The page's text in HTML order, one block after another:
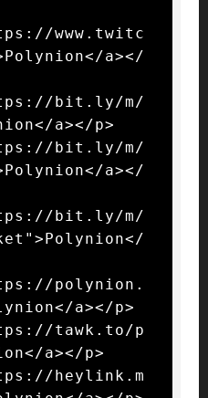
www.twitc
a></
bit.ly/m/
a></p>
bit.ly/m/
a></
bit.ly/m/
polynion.
a></p>
tawk.to/p
a></p>
heylink.m